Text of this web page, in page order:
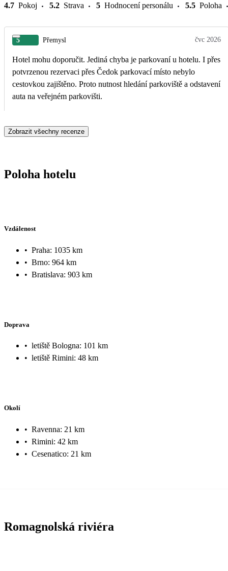
4.7 Pokoj 5.2 Strava 5 Hodnocení personálu 5.5 Poloha
5 Přemysl čvc 2026
Hotel mohu doporučit. Jediná chyba je parkovaní u hotelu. I přes
potvrzenou rezervaci přes Čedok parkovací místo nebylo
cestovkou zajištěno. Proto nutnost hledání parkoviště a odstavení
auta na veřejném parkovišti.
Zobrazit všechny recenze
Poloha hotelu
Vzdálenost
• Praha: 1035 km
• Brno: 964 km
• Bratislava: 903 km
Doprava
• letiště Bologna: 101 km
• letiště Rimini: 48 km
Okolí
• Ravenna: 21 km
• Rimini: 42 km
• Cesenatico: 21 km
Romagnolská riviéra